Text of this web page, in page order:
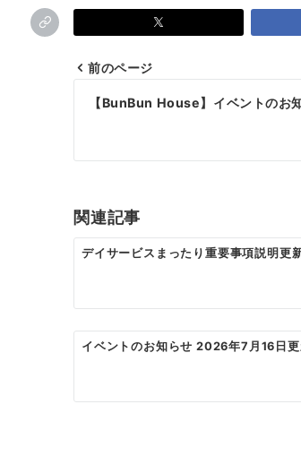
ゲ
ー
ョ
ン
前のページ
【BunBun House】イベントのお
関連記事
デイサービスまったり重要事項説明更
イベントのお知らせ 2026年7月16日更